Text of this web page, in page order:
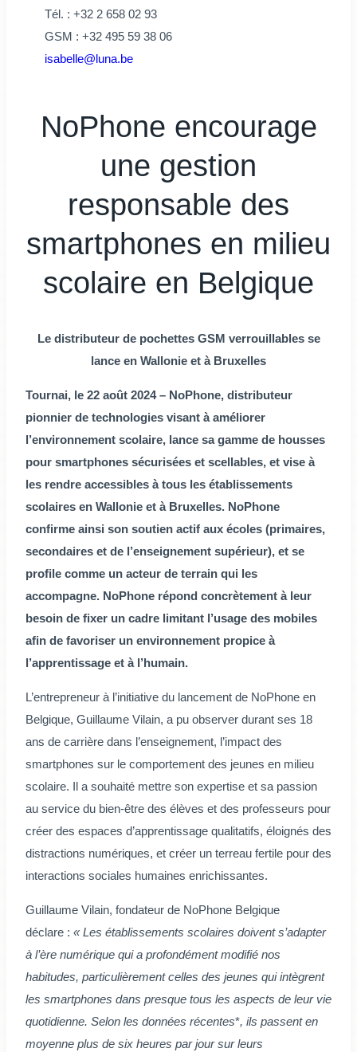
Tél. : +32 2 658 02 93
GSM : +32 495 59 38 06
isabelle@luna.be
NoPhone encourage
une gestion
responsable des
smartphones en milieu
scolaire en Belgique
Le distributeur de pochettes GSM verrouillables se
lance en Wallonie et à Bruxelles
Tournai, le 22 août 2024 – NoPhone, distributeur
pionnier de technologies visant à améliorer
l’environnement scolaire, lance sa gamme de housses
pour smartphones sécurisées et scellables, et vise à
les rendre accessibles à tous les établissements
scolaires en Wallonie et à Bruxelles. NoPhone
confirme ainsi son soutien actif aux écoles (primaires,
secondaires et de l’enseignement supérieur), et se
profile comme un acteur de terrain qui les
accompagne. NoPhone répond concrètement à leur
besoin de fixer un cadre limitant l’usage des mobiles
afin de favoriser un environnement propice à
l’apprentissage et à l’humain.
L’entrepreneur à l’initiative du lancement de NoPhone en
Belgique, Guillaume Vilain, a pu observer durant ses 18
ans de carrière dans l’enseignement, l’impact des
smartphones sur le comportement des jeunes en milieu
scolaire. Il a souhaité mettre son expertise et sa passion
au service du bien-être des élèves et des professeurs pour
créer des espaces d’apprentissage qualitatifs, éloignés des
distractions numériques, et créer un terreau fertile pour des
interactions sociales humaines enrichissantes.
Guillaume Vilain, fondateur de NoPhone Belgique
déclare : « Les établissements scolaires doivent s’adapter
à l’ère numérique qui a profondément modifié nos
habitudes, particulièrement celles des jeunes qui intègrent
les smartphones dans presque tous les aspects de leur vie
quotidienne. Selon les données récentes*, ils passent en
moyenne plus de six heures par jour sur leurs